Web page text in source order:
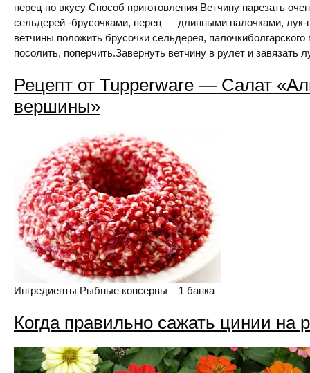
перец по вкусу Способ приготовления Ветчину нарезать
сельдерей -брусочками, перец — длинными палочками, лук-
ветчины положить брусочки сельдерея,
посолить, поперчить.Завернуть ветчину в рулет и завязать
Рецепт от Tupperware — Салат
вершины»
Ингредиенты Рыбные консервы – 1 банка
Когда правильно сажать цинии на